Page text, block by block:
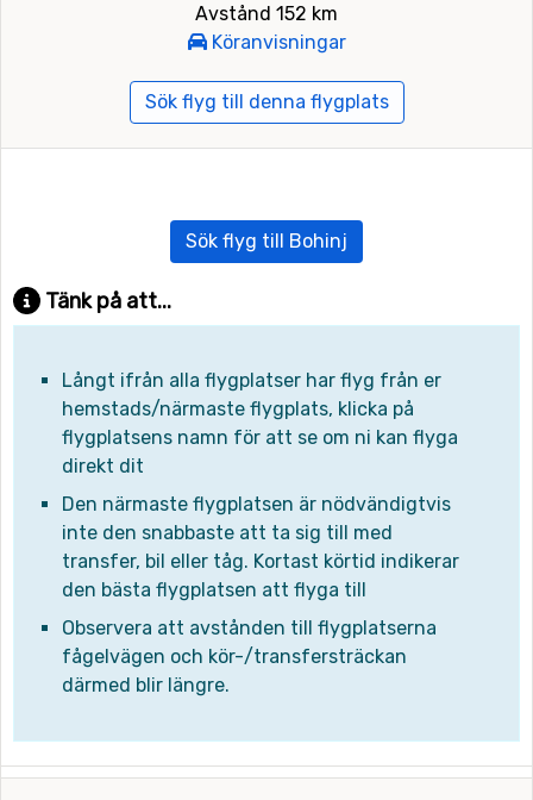
Avstånd 152 km
Köranvisningar
Sök flyg till denna flygplats
Sök flyg till Bohinj
Tänk på att...
Långt ifrån alla flygplatser har flyg från er
hemstads/närmaste flygplats, klicka på
flygplatsens namn för att se om ni kan flyga
direkt dit
Den närmaste flygplatsen är nödvändigtvis
inte den snabbaste att ta sig till med
transfer, bil eller tåg. Kortast körtid indikerar
den bästa flygplatsen att flyga till
Observera att avstånden till flygplatserna
fågelvägen och kör-/transfersträckan
därmed blir längre.